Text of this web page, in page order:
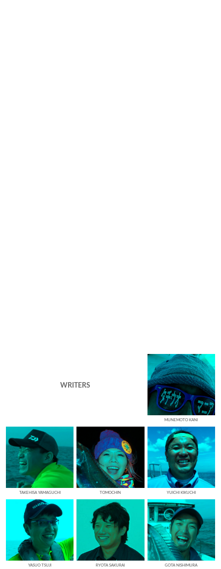
WRITERS
MUNEMOTO KANI
TAKEHISA YAMAGUCHI TOMOCHIN YUICHI KIKUCHI
YASUO TSUJI RYOTA SAKURAI GOTA NISHIMURA